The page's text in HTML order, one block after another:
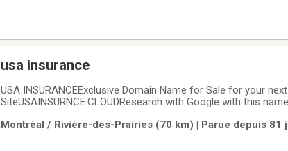
usa insurance
USA INSURANCEExclusive Domain Name for Sale for your
SiteUSAINSURNCE.CLOUDResearch with Google with this
Montréal / Rivière-des-Prairies (70 km) | Parue depuis 81